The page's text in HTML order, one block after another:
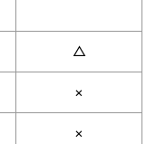
△
×
×